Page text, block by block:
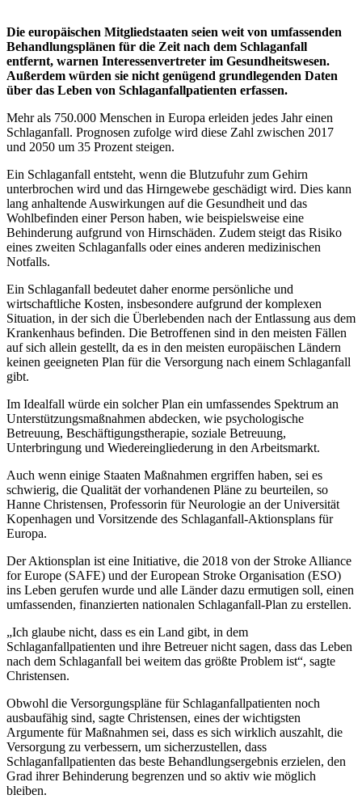
Die europäischen Mitgliedstaaten seien weit von umfassenden
Behandlungsplänen für die Zeit nach dem Schlaganfall
entfernt, warnen Interessenvertreter im Gesundheitswesen.
Außerdem würden sie nicht genügend grundlegenden Daten
über das Leben von Schlaganfallpatienten erfassen.
Mehr als 750.000 Menschen in Europa erleiden jedes Jahr einen
Schlaganfall. Prognosen zufolge wird diese Zahl zwischen 2017
und 2050 um 35 Prozent steigen.
Ein Schlaganfall entsteht, wenn die Blutzufuhr zum Gehirn
unterbrochen wird und das Hirngewebe geschädigt wird. Dies kann
lang anhaltende Auswirkungen auf die Gesundheit und das
Wohlbefinden einer Person haben, wie beispielsweise eine
Behinderung aufgrund von Hirnschäden. Zudem steigt das Risiko
eines zweiten Schlaganfalls oder eines anderen medizinischen
Notfalls.
Ein Schlaganfall bedeutet daher enorme persönliche und
wirtschaftliche Kosten, insbesondere aufgrund der komplexen
Situation, in der sich die Überlebenden nach der Entlassung aus dem
Krankenhaus befinden. Die Betroffenen sind in den meisten Fällen
auf sich allein gestellt, da es in den meisten europäischen Ländern
keinen geeigneten Plan für die Versorgung nach einem Schlaganfall
gibt.
Im Idealfall würde ein solcher Plan ein umfassendes Spektrum an
Unterstützungsmaßnahmen abdecken, wie psychologische
Betreuung, Beschäftigungstherapie, soziale Betreuung,
Unterbringung und Wiedereingliederung in den Arbeitsmarkt.
Auch wenn einige Staaten Maßnahmen ergriffen haben, sei es
schwierig, die Qualität der vorhandenen Pläne zu beurteilen, so
Hanne Christensen, Professorin für Neurologie an der Universität
Kopenhagen und Vorsitzende des Schlaganfall-Aktionsplans für
Europa.
Der Aktionsplan ist eine Initiative, die 2018 von der Stroke Alliance
for Europe (SAFE) und der European Stroke Organisation (ESO)
ins Leben gerufen wurde und alle Länder dazu ermutigen soll, einen
umfassenden, finanzierten nationalen Schlaganfall-Plan zu erstellen.
„Ich glaube nicht, dass es ein Land gibt, in dem
Schlaganfallpatienten und ihre Betreuer nicht sagen, dass das Leben
nach dem Schlaganfall bei weitem das größte Problem ist“, sagte
Christensen.
Obwohl die Versorgungspläne für Schlaganfallpatienten noch
ausbaufähig sind, sagte Christensen, eines der wichtigsten
Argumente für Maßnahmen sei, dass es sich wirklich auszahlt, die
Versorgung zu verbessern, um sicherzustellen, dass
Schlaganfallpatienten das beste Behandlungsergebnis erzielen, den
Grad ihrer Behinderung begrenzen und so aktiv wie möglich
bleiben.